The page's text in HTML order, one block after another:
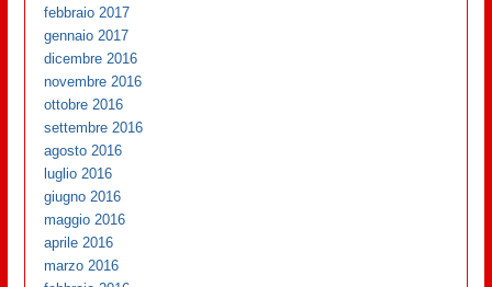
febbraio 2017
gennaio 2017
dicembre 2016
novembre 2016
ottobre 2016
settembre 2016
agosto 2016
luglio 2016
giugno 2016
maggio 2016
aprile 2016
marzo 2016